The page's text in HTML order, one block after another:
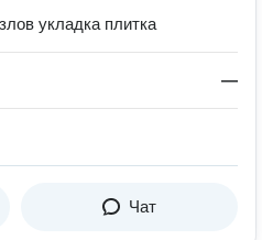
укладка плитка
—
Чат